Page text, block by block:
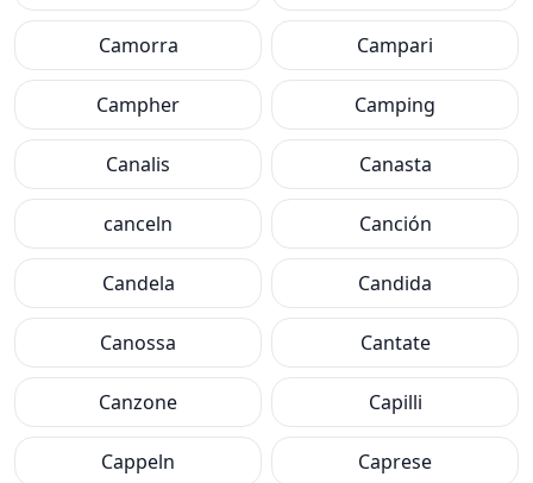
Camorra Campari
Campher Camping
Canalis Canasta
canceln Canción
Candela Candida
Canossa Cantate
Canzone Capilli
Cappeln Caprese